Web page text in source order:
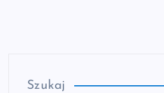
Szukaj